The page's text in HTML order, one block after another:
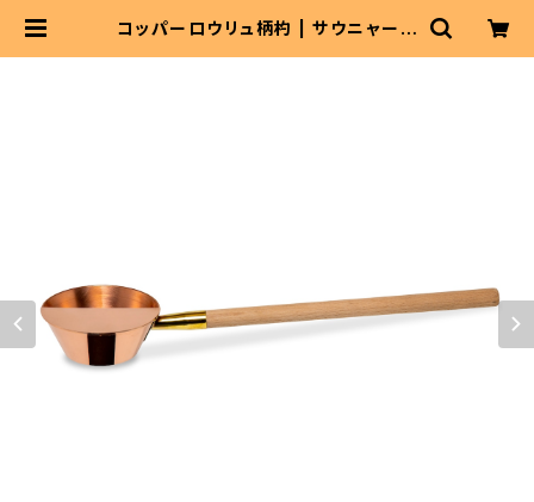
コッパーロウリュ柄杓 | サウニャーシ